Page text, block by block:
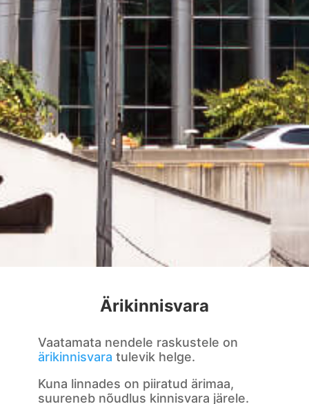
Ärikinnisvara
Vaatamata nendele raskustele on
ärikinnisvara tulevik helge.
Kuna linnades on piiratud ärimaa,
suureneb nõudlus kinnisvara järele.